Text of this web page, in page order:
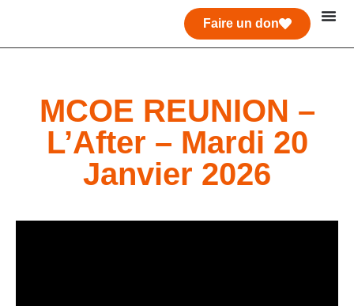
Faire un don
MCOE REUNION –
L’After – Mardi 20
Janvier 2026